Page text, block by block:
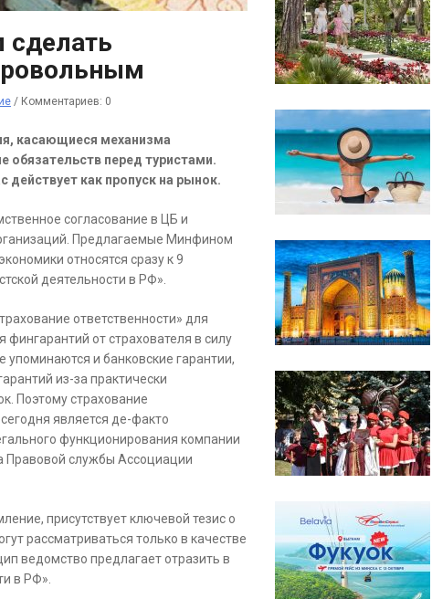
/ Комментариев: 0
касающиеся механизма
обязательств перед туристами.
действует как пропуск на рынок.
согласование в ЦБ и
Предлагаемые Минфином
относятся сразу к 9
деятельности в РФ».
ответственности» для
от страхователя в силу
упоминаются и банковские гарантии,
из-за практически
Поэтому страхование
является де-факто
функционирования компании
Правовой службы Ассоциации
присутствует ключевой тезис о
рассматриваться только в качестве
ведомство предлагает отразить в
в РФ».